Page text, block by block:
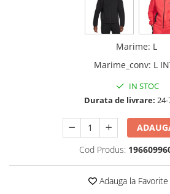
Marime: L
Marime_conv: L
IN STOC
Durata de livrare:
Cod Produs:
Adauga la Favorite